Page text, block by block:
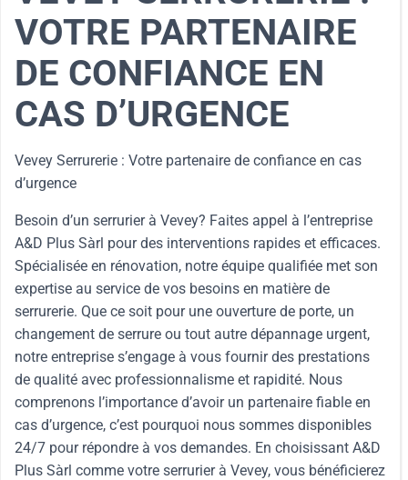
VOTRE PARTENAIRE
DE CONFIANCE EN
CAS D’URGENCE
Vevey Serrurerie : Votre partenaire de confiance en cas
d’urgence
Besoin d’un serrurier à Vevey? Faites appel à l’entreprise
A&D Plus Sàrl pour des interventions rapides et efficaces.
Spécialisée en rénovation, notre équipe qualifiée met son
expertise au service de vos besoins en matière de
serrurerie. Que ce soit pour une ouverture de porte, un
changement de serrure ou tout autre dépannage urgent,
notre entreprise s’engage à vous fournir des prestations
de qualité avec professionnalisme et rapidité. Nous
comprenons l’importance d’avoir un partenaire fiable en
cas d’urgence, c’est pourquoi nous sommes disponibles
24/7 pour répondre à vos demandes. En choisissant A&D
Plus Sàrl comme votre serrurier à Vevey, vous bénéficierez